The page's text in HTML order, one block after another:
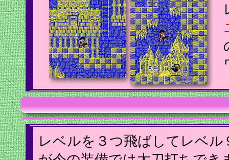
レベルを３つ飛ばしてレベ